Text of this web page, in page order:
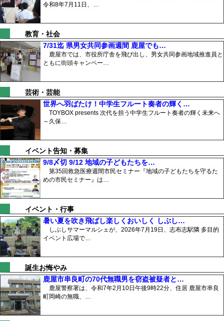
令和8年7月11日、…
教育・社会
7/31迄 県男女共同参画週間 鹿屋でも…
鹿屋市では、市役所庁舎を飛び出し、男女共同参画地域推進員と
ともに街頭キャンペー…
芸術・芸能
世界へ羽ばたけ！中学生フルート奏者の輝く…
TOYBOX presents 次代を担う中学生フルート奏者の輝く未来へ
～久保…
イベント告知・募集
9/8〆切 9/12 地域の子どもたちを…
第35回救急医療週間市民セミナー『地域の子どもたちを守るた
めの市民セミナー』は…
イベント・行事
暑い夏を吹き飛ばし楽しくおいしく しぶし…
しぶしサマーマルシェが、2026年7月19日、志布志駅隣 多目的
イベント広場で…
誕生お悔やみ
鹿屋市串良町の70代無職男を窃盗被疑者と…
鹿屋警察署は、令和7年2月10日午後9時22分、住居 鹿屋市串良
町岡崎の無職、…